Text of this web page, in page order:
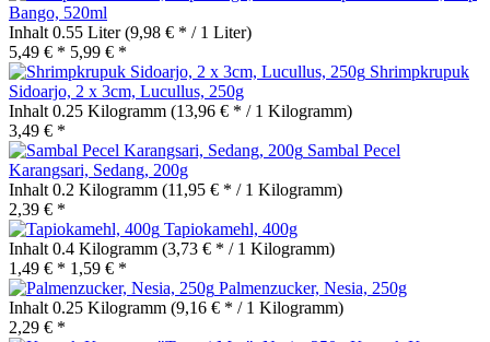
Bango, 520ml
Inhalt 0.55 Liter(9,98 € * / 1 Liter)
5,49 € * 5,99 € *
Shrimpkrupuk
Sidoarjo, 2 x 3cm, Lucullus, 250g
Inhalt 0.25 Kilogramm (13,96 € * / 1 Kilogramm)
3,49 € *
Sambal Pecel
Karangsari, Sedang, 200g
Inhalt 0.2 Kilogramm (11,95 € * / 1 Kilogramm)
2,39 € *
Tapiokamehl, 400g
Inhalt 0.4 Kilogramm (3,73 € * / 1 Kilogramm)
1,49 € * 1,59 € *
Palmenzucker, Nesia, 250g
Inhalt 0.25 Kilogramm (9,16 € * / 1 Kilogramm)
2,29 € *